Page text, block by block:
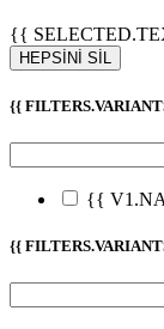
{{
HEPSİNİ SİL
{{
{{
{{